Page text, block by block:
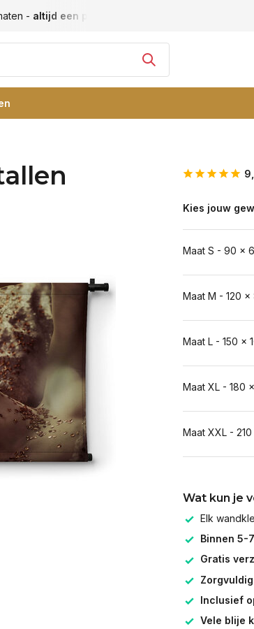
- altijd een passende maat
Kies jouw
Maat S - 90 x
Maat M - 120 x
Maat L - 150 x
Maat XL - 180
Maat XXL -
Wat kun je
Elk
Binnen 5-
Gratis
Inclusief
Vele blije